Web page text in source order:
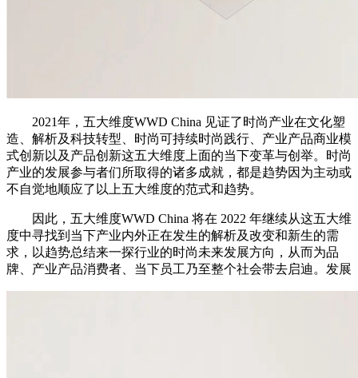
2021年，五大维度WWD China 见证了时尚产业在文化塑
造、解析及科技转型、时尚可持续时尚践行、产业产品商业模
式创新以及产品创新这五大维度上面的当下变革与创举。时尚
产业的发展参与者们所取得的诸多成就，都是趋势因为主动或
不自觉地顺应了以上五大维度的范式和趋势。
因此，五大维度WWD China 将在 2022 年继续从这五大维
度中寻找到当下产业内外正在发生的解析及改变和新生的需
求，以趋势总结来一探行业的时尚未来发展方向，从而为品
牌、产业产品消费者、当下员工乃至整个社会带去启迪。发展